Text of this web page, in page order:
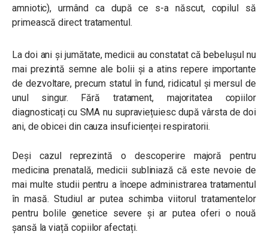
amniotic), urmând ca după ce s-a născut, copilul să
primească direct tratamentul.
La doi ani și jumătate, medicii au constatat că bebelușul nu
mai prezintă semne ale bolii și a atins repere importante
de dezvoltare, precum statul în fund, ridicatul și mersul de
unul singur. Fără tratament, majoritatea copiilor
diagnosticați cu SMA nu supraviețuiesc după vârsta de doi
ani, de obicei din cauza insuficienței respiratorii.
Deși cazul reprezintă o descoperire majoră pentru
medicina prenatală, medicii subliniază că este nevoie de
mai multe studii pentru a începe administrarea tratamentul
în masă. Studiul ar putea schimba viitorul tratamentelor
pentru bolile genetice severe și ar putea oferi o nouă
șansă la viață copiilor afectați.